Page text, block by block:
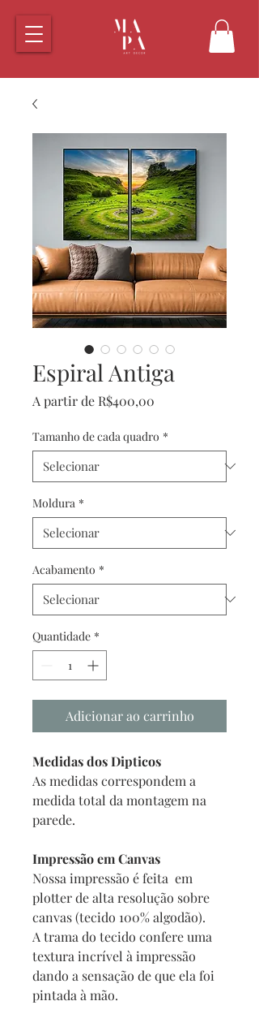
Espiral Antiga
A partir de R$400,00
Tamanho de cada quadro *
Moldura *
Acabamento *
Quantidade *
Adicionar ao carrinho
Medidas dos Dipticos
As medidas correspondem a
medida total da montagem na
parede.
Impressão em Canvas
Nossa impressão é feita em
plotter de alta resolução sobre
canvas (tecido 100% algodão).
A trama do tecido confere uma
textura incrível à impressão
dando a sensação de que ela foi
pintada à mão.